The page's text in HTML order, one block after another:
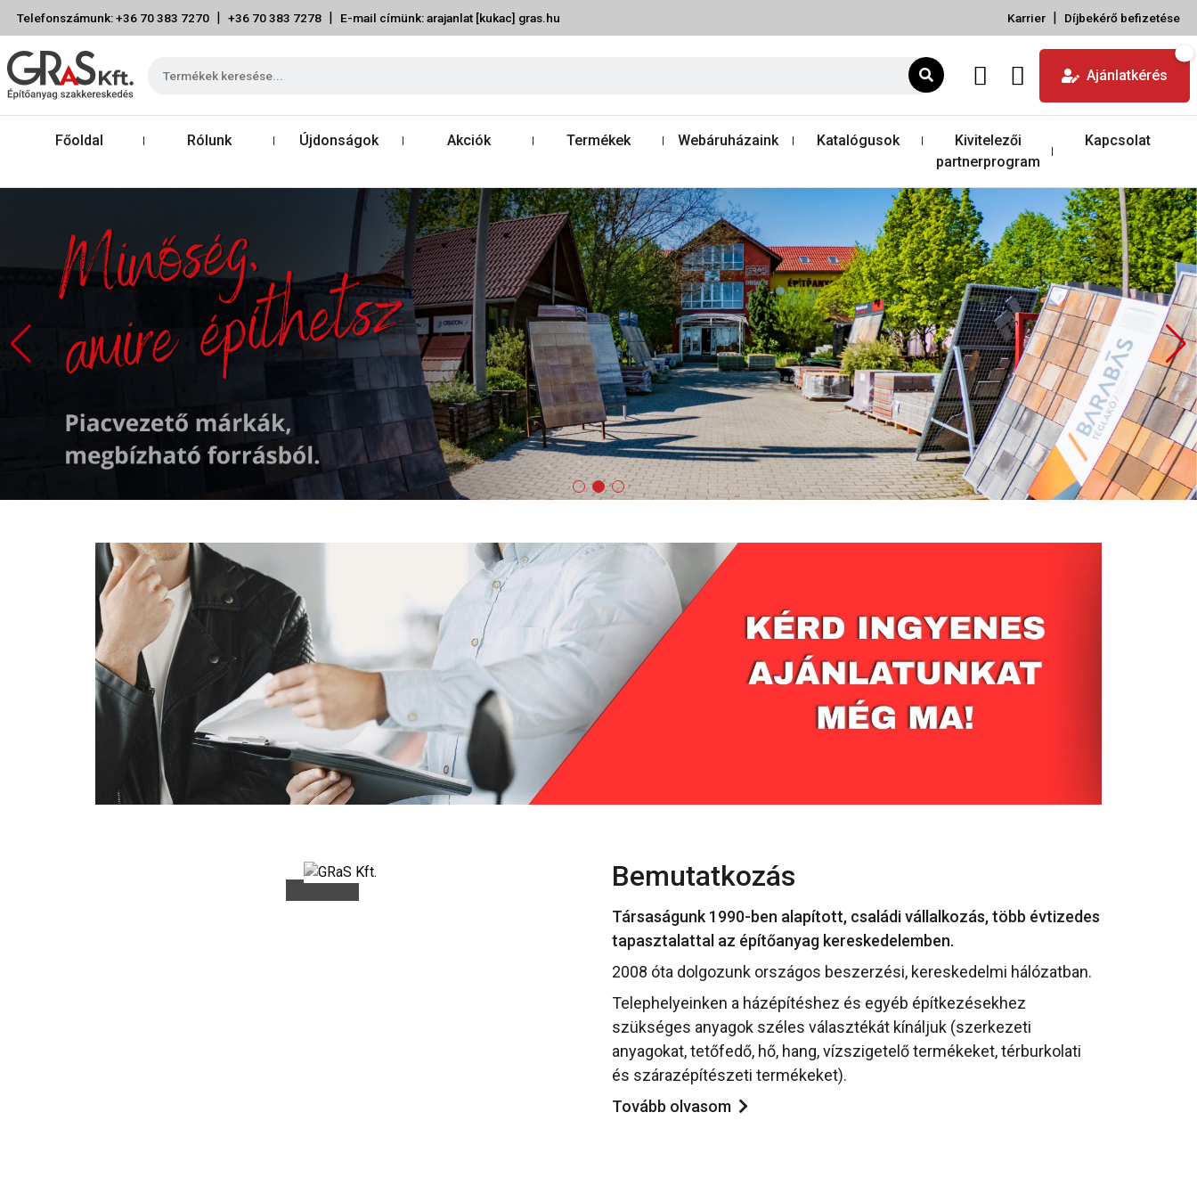
Telefonszámunk: +36 70 383 7270 | +36 70 383 7278 | E-mail címünk: arajanlat [kukac] gras.hu Karrier | Díjbekérő befizetése
Ajánlatkérés
Főoldal Rólunk Újdonságok Akciók Termékek Webáruházaink Katalógusok
Kivitelezői
partnerprogram
Kapcsolat
Bemutatkozás
Társaságunk 1990-ben alapított, családi vállalkozás, több évtizedes
tapasztalattal az építőanyag kereskedelemben.
2008 óta dolgozunk országos beszerzési, kereskedelmi hálózatban.
Telephelyeinken a házépítéshez és egyéb építkezésekhez
szükséges anyagok széles választékát kínáljuk (szerkezeti
anyagokat, tetőfedő, hő, hang, vízszigetelő termékeket, térburkolati
és szárazépítészeti termékeket).
Tovább olvasom